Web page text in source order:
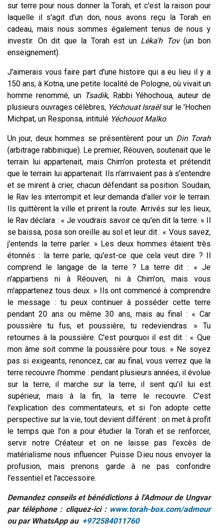
sur terre pour nous donner la Torah, et c'est la raison pour
laquelle il s'agit d'un don, nous avons reçu la Torah en
cadeau, mais nous sommes également tenus de nous y
investir. On dit que la Torah est un Léka'h Tov(un bon
enseignement).
J'aimerais vous faire part d'une histoire qui a eu lieu il y a
150 ans, à Kotna, une petite localité de Pologne, où vivait un
homme renommé, un Tsadik, Rabbi Yéhochoua, auteur de
plusieurs ouvrages célèbres, Yéchouat Israëlsur le 'Hochen
Michpat, un Responsa, intitulé Yéchouot Malko.
Un jour, deux hommes se présentèrent pour un Din Torah
(arbitrage rabbinique). Le premier, Réouven, soutenait que le
terrain lui appartenait, mais Chim'on protesta et prétendit
que le terrain lui appartenait. Ils n'arrivaient pas à s'entendre
et se mirent à crier, chacun défendant sa position. Soudain,
le Rav les interrompit et leur demanda d'aller voir le terrain.
Ils quittèrent la ville et prirent la route. Arrivés sur les lieux,
le Rav déclara : « Je voudrais savoir ce qu'en dit la terre. » Il
se baissa, posa son oreille au sol et leur dit : « Vous savez,
j'entends la terre parler. » Les deux hommes étaient très
étonnés : la terre parle, qu'est-ce que cela veut dire ? Il
comprend le langage de la terre ? La terre dit : « Je
n'appartiens ni à Réouven, ni à Chim'on, mais vous
m'appartenez tous deux. » Ils ont commencé à comprendre
le message : tu peux continuer à posséder cette terre
pendant 20 ans ou même 30 ans, mais au final : « Car
poussière tu fus, et poussière, tu redeviendras. » Tu
retournes à la poussière. C'est pourquoi il est dit : « Que
mon âme soit comme la poussière pour tous. » Ne soyez
pas si exigeants, renoncez, car au final, vous verrez que la
terre recouvre l'homme : pendant plusieurs années, il évolue
sur la terre, il marche sur la terre, il sent qu'il lui est
supérieur, mais à la fin, la terre le recouvre. C'est
l'explication des commentateurs, et si l'on adopte cette
perspective sur la vie, tout devient différent : on met à profit
le temps que l'on a pour étudier la Torah et se renforcer,
servir notre Créateur et on ne laisse pas l'excès de
matérialisme nous influencer. Puisse D.ieu nous envoyer la
profusion, mais prenons garde à ne pas confondre
l'essentiel et l'accessoire.
Demandez conseils et bénédictions à l'Admour de Ungvar
par téléphone : cliquez-ici : www.torah-box.com/admour
ou par WhatsApp au +972584011760